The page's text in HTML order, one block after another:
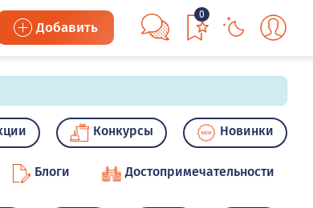
Добавить
0
Конкурсы Новинки
Блоги Достопримечательности